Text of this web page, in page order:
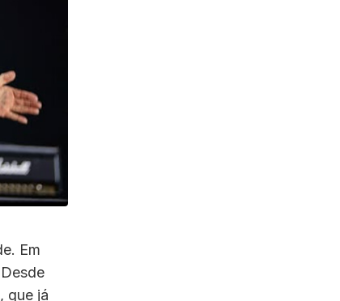
Em
que já